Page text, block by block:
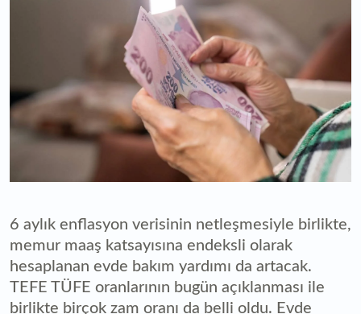
6 aylık enflasyon verisinin netleşmesiyle birlikte,
memur maaş katsayısına endeksli olarak
hesaplanan evde bakım yardımı da artacak.
TEFE TÜFE oranlarının bugün açıklanması ile
birlikte birçok zam oranı da belli oldu. Evde